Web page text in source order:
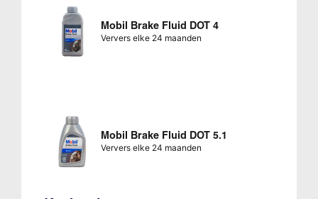
Mobil Brake Fluid DOT 4
Ververs elke 24 maanden
Mobil Brake Fluid DOT 5.1
Ververs elke 24 maanden